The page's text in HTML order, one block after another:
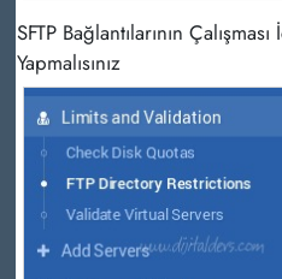
SFTP Bağlantılarının
Yapmalısınız